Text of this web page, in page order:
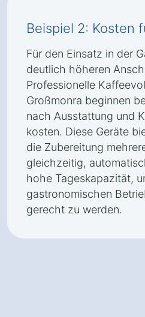
Beispiel 2: Kosten
Für den Einsatz in der
deutlich höheren
Professionelle
Großmonra beginnen
nach Ausstattung und
kosten. Diese Geräte
die Zubereitung
gleichzeitig,
hohe Tageskapazität,
gastronomischen
gerecht zu werden.